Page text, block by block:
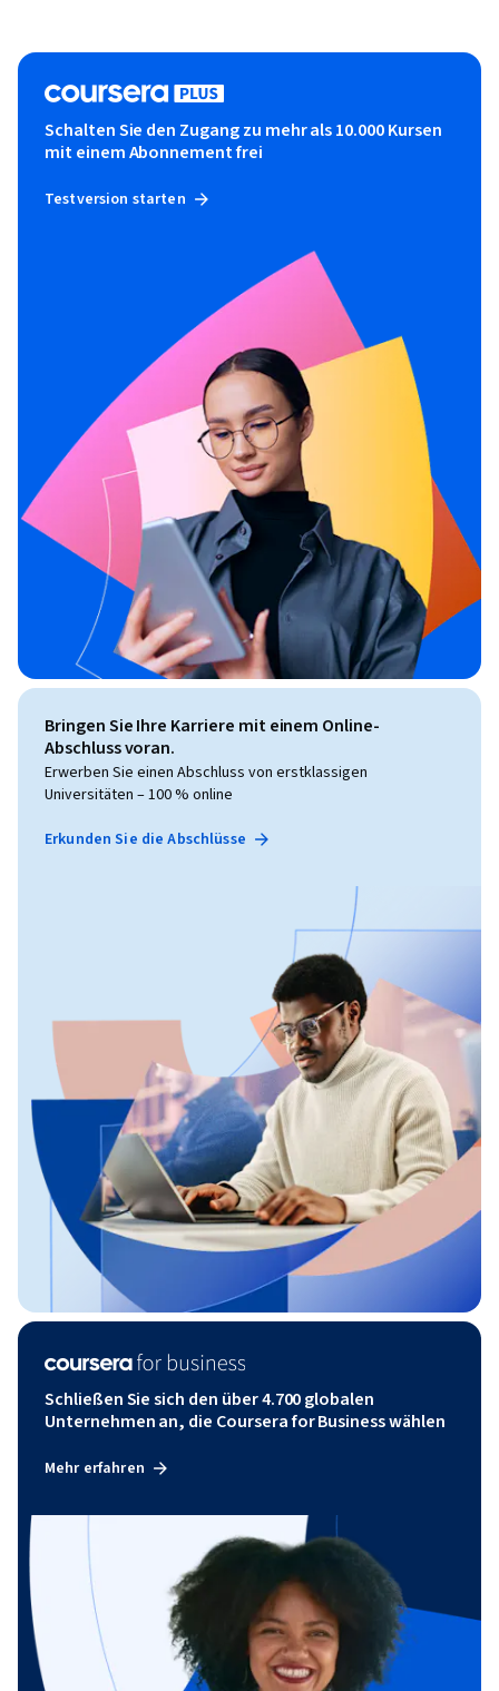
Schalten Sie den Zugang zu mehr als 10.000 Kursen
mit einem Abonnement frei
Testversion starten
Bringen Sie Ihre Karriere mit einem Online-
Abschluss voran.
Erwerben Sie einen Abschluss von erstklassigen
Universitäten – 100 % online
Erkunden Sie die Abschlüsse
Schließen Sie sich den über 4.700 globalen
Unternehmen an, die Coursera for Business wählen
Mehr erfahren